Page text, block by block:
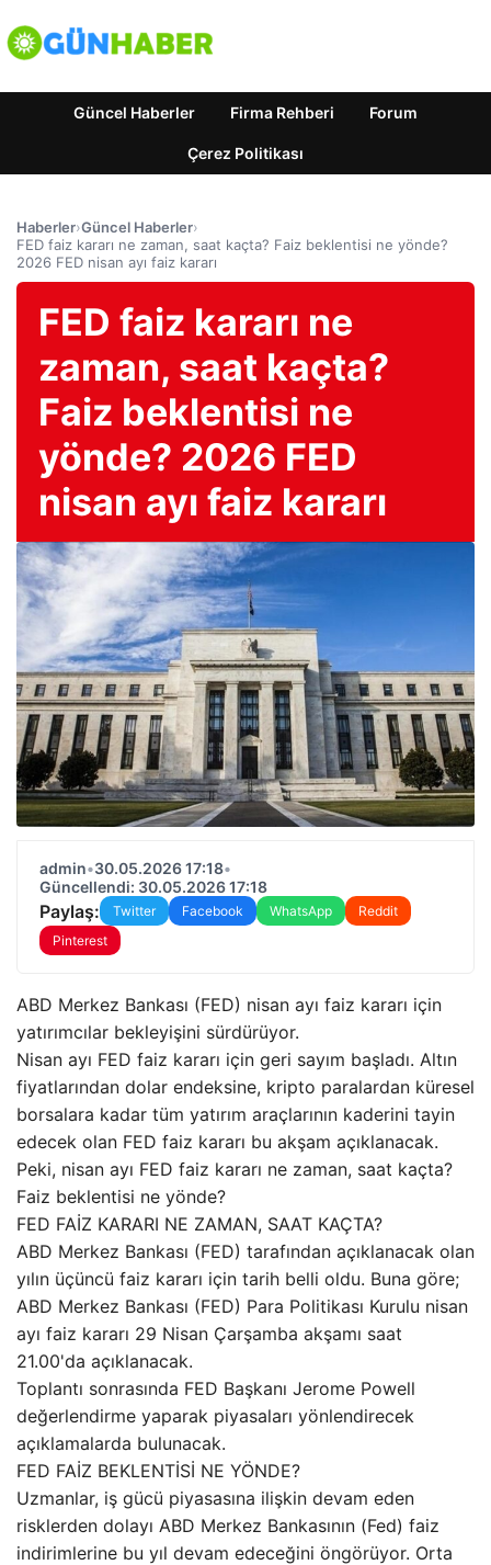
Güncel Haberler Firma Rehberi Forum
Çerez Politikası
Haberler›Güncel Haberler›
FED faiz kararı ne zaman, saat kaçta? Faiz beklentisi ne yönde?
2026 FED nisan ayı faiz kararı
FED faiz kararı ne
zaman, saat kaçta?
Faiz beklentisi ne
yönde? 2026 FED
nisan ayı faiz kararı
admin•30.05.2026 17:18•
Güncellendi: 30.05.2026 17:18
Paylaş: Twitter Facebook WhatsApp
Reddit
Pinterest
ABD Merkez Bankası (FED) nisan ayı faiz kararı için
yatırımcılar bekleyişini sürdürüyor.
Nisan ayı FED faiz kararı için geri sayım başladı. Altın
fiyatlarından dolar endeksine, kripto paralardan küresel
borsalara kadar tüm yatırım araçlarının kaderini tayin
edecek olan FED faiz kararı bu akşam açıklanacak.
Peki, nisan ayı FED faiz kararı ne zaman, saat kaçta?
Faiz beklentisi ne yönde?
FED FAİZ KARARI NE ZAMAN, SAAT KAÇTA?
ABD Merkez Bankası (FED) tarafından açıklanacak olan
yılın üçüncü faiz kararı için tarih belli oldu. Buna göre;
ABD Merkez Bankası (FED) Para Politikası Kurulu nisan
ayı faiz kararı 29 Nisan Çarşamba akşamı saat
21.00'da açıklanacak.
Toplantı sonrasında FED Başkanı Jerome Powell
değerlendirme yaparak piyasaları yönlendirecek
açıklamalarda bulunacak.
FED FAİZ BEKLENTİSİ NE YÖNDE?
Uzmanlar, iş gücü piyasasına ilişkin devam eden
risklerden dolayı ABD Merkez Bankasının (Fed) faiz
indirimlerine bu yıl devam edeceğini öngörüyor. Orta